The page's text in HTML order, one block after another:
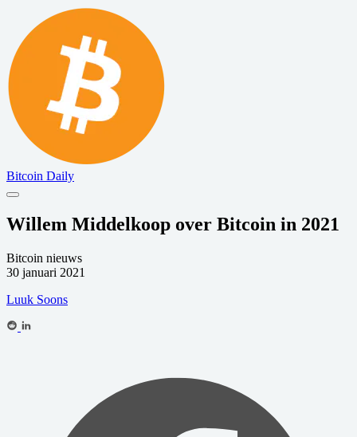
Bitcoin Daily
Willem Middelkoop over Bitcoin in 2021
Bitcoin nieuws
30 januari 2021
Luuk Soons